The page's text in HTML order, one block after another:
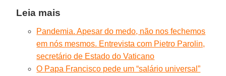
Leia mais
Pandemia. Apesar do medo, não nos fechemos
em nós mesmos. Entrevista com Pietro Parolin,
secretário de Estado do Vaticano
O Papa Francisco pede um “salário universal”